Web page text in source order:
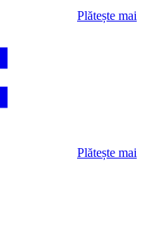
Plătește mai
Plătește mai